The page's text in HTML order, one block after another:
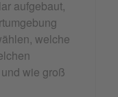
aufgebaut,
welche
wie groß